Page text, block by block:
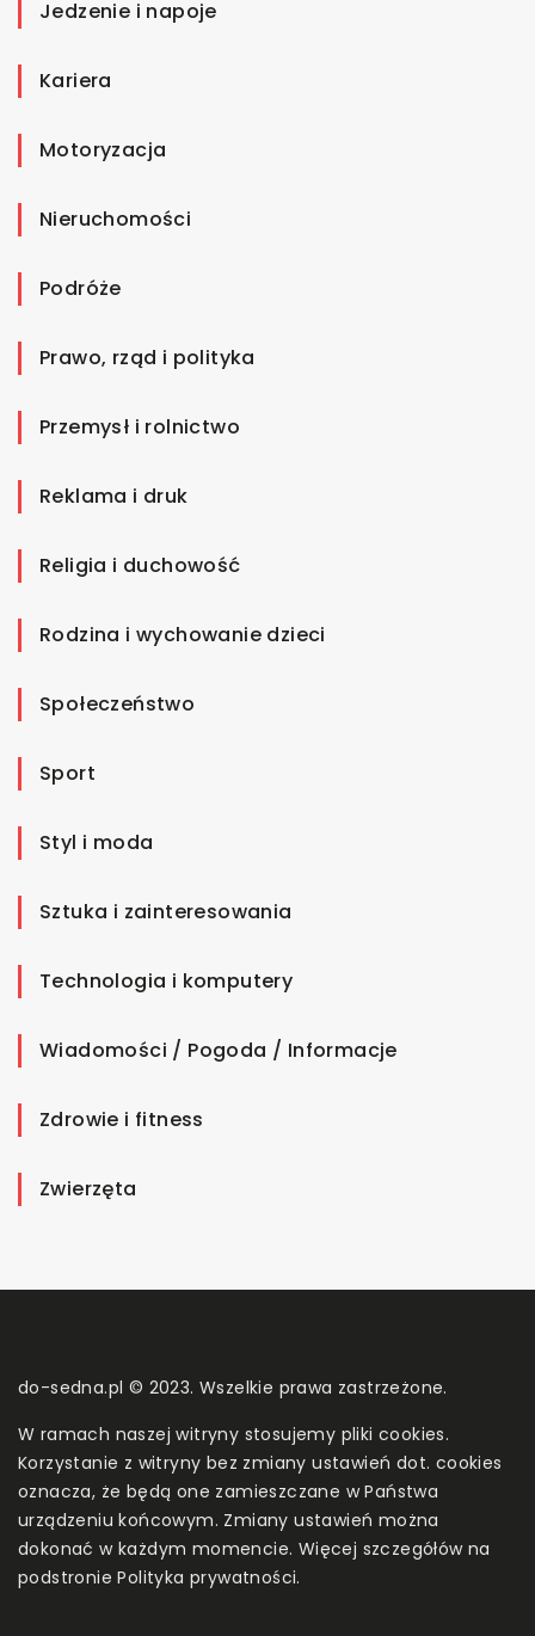
Jedzenie i napoje
Kariera
Motoryzacja
Nieruchomości
Podróże
Prawo, rząd i polityka
Przemysł i rolnictwo
Reklama i druk
Religia i duchowość
Rodzina i wychowanie dzieci
Społeczeństwo
Sport
Styl i moda
Sztuka i zainteresowania
Technologia i komputery
Wiadomości / Pogoda / Informacje
Zdrowie i fitness
Zwierzęta
do-sedna.pl © 2023. Wszelkie prawa zastrzeżone.
W ramach naszej witryny stosujemy pliki cookies.
Korzystanie z witryny bez zmiany ustawień dot. cookies
oznacza, że będą one zamieszczane w Państwa
urządzeniu końcowym. Zmiany ustawień można
dokonać w każdym momencie. Więcej szczegółów na
podstroniePolityka prywatności.